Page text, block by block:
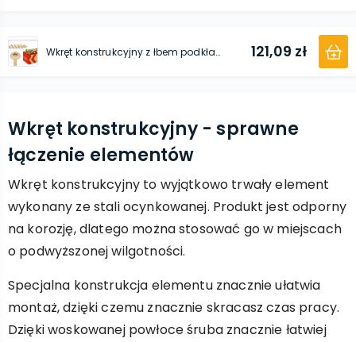
Wkręt konstrukcyjny z łbem podkładkowym i gniazdem TX 6 x 280 100 sztuk 121,09 zł
Wkręt konstrukcyjny - sprawne
łączenie elementów
Wkręt konstrukcyjny to wyjątkowo trwały element
wykonany ze stali ocynkowanej. Produkt jest odporny
na korozję, dlatego można stosować go w miejscach
o podwyższonej wilgotności.
Specjalna konstrukcja elementu znacznie ułatwia
montaż, dzięki czemu znacznie skracasz czas pracy.
Dzięki woskowanej powłoce śruba znacznie łatwiej